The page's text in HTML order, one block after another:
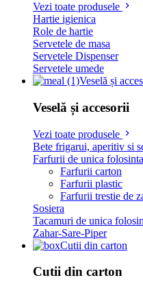
Vezi toate produsele
Hartie igienica
Role de hartie
Servetele de masa
Servetele Dispenser
Servetele umede
Veselă și
Veselă și accesorii
Vezi toate produsele
Bete frigarui, aperitiv si
Farfurii de unica folosinta
Farfurii carton
Farfurii plastic
Farfurii trestie de
Sosiera
Tacamuri de unica
Zahar-Sare-Piper
Cutii din carton
Cutii din carton